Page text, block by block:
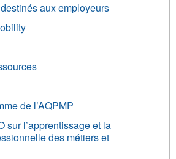
aux employeurs
de l’AQPMP
sur l’apprentissage et la
des métiers et